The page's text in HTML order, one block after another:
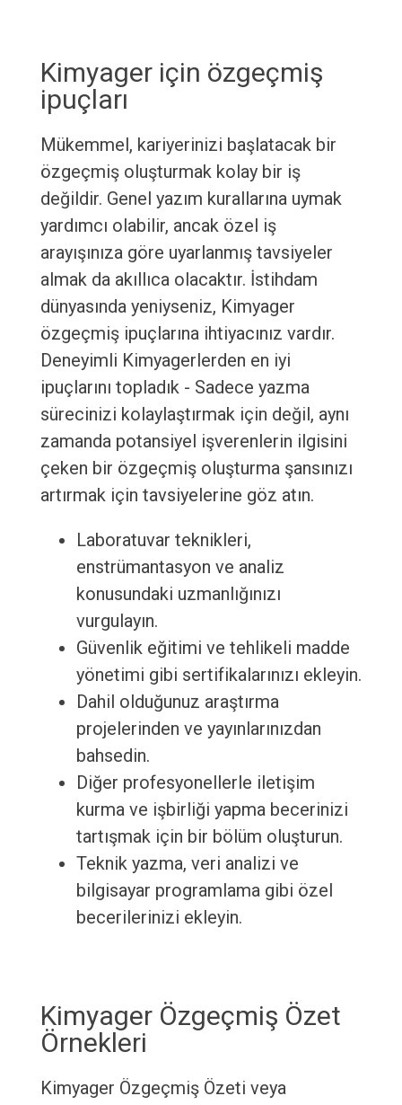
Kimyager için özgeçmiş
ipuçları
Mükemmel, kariyerinizi başlatacak bir
özgeçmiş oluşturmak kolay bir iş
değildir. Genel yazım kurallarına uymak
yardımcı olabilir, ancak özel iş
arayışınıza göre uyarlanmış tavsiyeler
almak da akıllıca olacaktır. İstihdam
dünyasında yeniyseniz, Kimyager
özgeçmiş ipuçlarına ihtiyacınız vardır.
Deneyimli Kimyagerlerden en iyi
ipuçlarını topladık - Sadece yazma
sürecinizi kolaylaştırmak için değil, aynı
zamanda potansiyel işverenlerin ilgisini
çeken bir özgeçmiş oluşturma şansınızı
artırmak için tavsiyelerine göz atın.
Laboratuvar teknikleri,
enstrümantasyon ve analiz
konusundaki uzmanlığınızı
vurgulayın.
Güvenlik eğitimi ve tehlikeli madde
yönetimi gibi sertifikalarınızı ekleyin.
Dahil olduğunuz araştırma
projelerinden ve yayınlarınızdan
bahsedin.
Diğer profesyonellerle iletişim
kurma ve işbirliği yapma becerinizi
tartışmak için bir bölüm oluşturun.
Teknik yazma, veri analizi ve
bilgisayar programlama gibi özel
becerilerinizi ekleyin.
Kimyager Özgeçmiş Özet
Örnekleri
Kimyager Özgeçmiş Özeti veya